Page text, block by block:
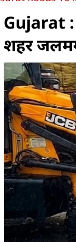
Gujarat :
शहर